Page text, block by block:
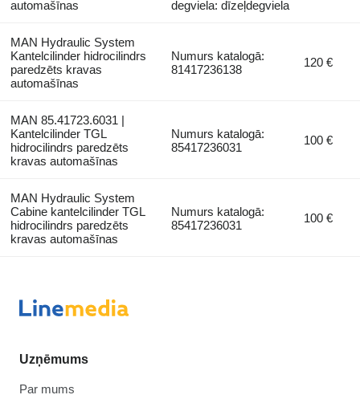
automašīnas
degviela: dīzeļdegviela
MAN Hydraulic System
Kantelcilinder hidrocilindrs
paredzēts kravas
automašīnas
Numurs katalogā:
81417236138
120 €
MAN 85.41723.6031 |
Kantelcilinder TGL
hidrocilindrs paredzēts
kravas automašīnas
Numurs katalogā:
85417236031
100 €
MAN Hydraulic System
Cabine kantelcilinder TGL
hidrocilindrs paredzēts
kravas automašīnas
Numurs katalogā:
85417236031
100 €
Uzņēmums
Par mums